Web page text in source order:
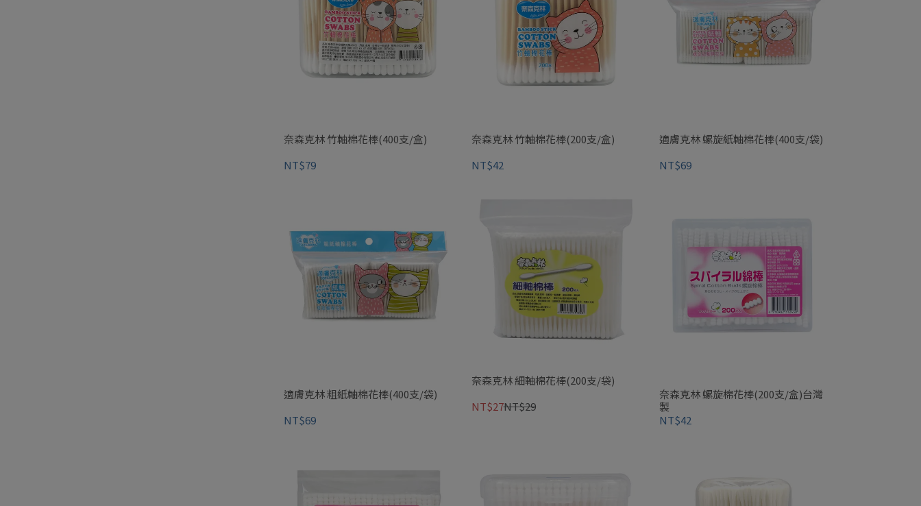
奈森克林 竹軸棉花棒(400支/盒)
NT$79
奈森克林 竹軸棉花棒(200支/盒)
NT$42
適膚克林 螺旋紙軸棉花棒(400支/袋)
NT$69
適膚克林 粗紙軸棉花棒(400支/袋)
NT$69
奈森克林 細軸棉花棒(200支/袋)
NT$27NT$29
奈森克林 螺旋棉花棒(200支/盒)台灣
製
NT$42